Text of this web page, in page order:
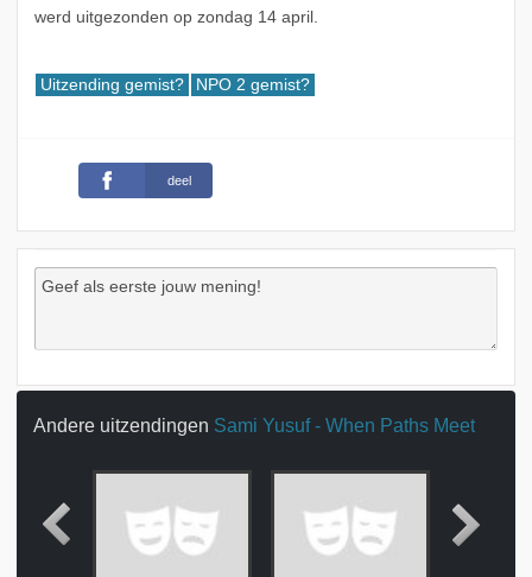
werd uitgezonden op zondag 14 april.
Uitzending gemist? NPO 2 gemist?
deel
Andere uitzendingen Sami Yusuf - When Paths Meet